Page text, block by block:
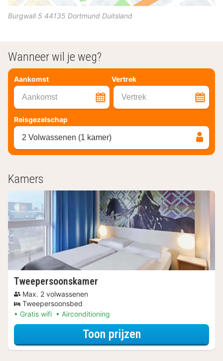
Burgwall 5 44135 Dortmund Duitsland
Wanneer wil je weg?
Aankomst Vertrek
Aankomst Vertrek
Reisgezelschap
2 Volwassenen (1 kamer)
Kamers
Tweepersoonskamer
Max. 2 volwassenen
Tweepersoonsbed
Gratis wifi
Airconditioning
Toon prijzenvoor Wellness